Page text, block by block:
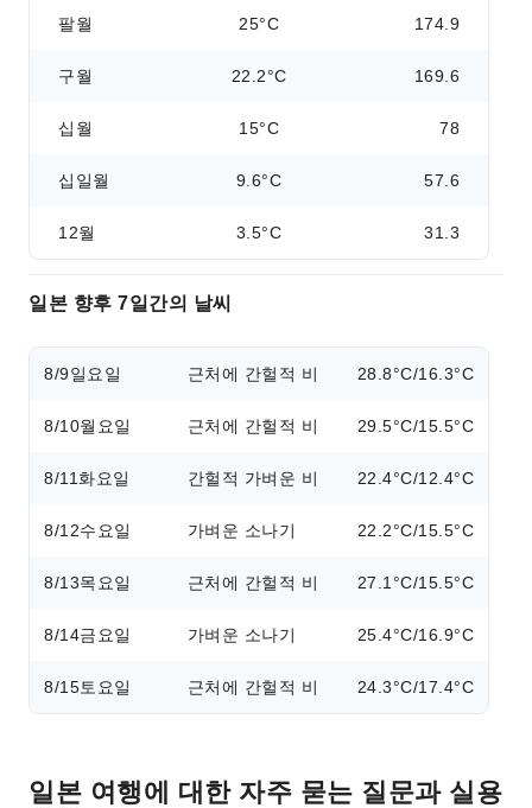
팔월 25°C 174.9
구월 22.2°C 169.6
십월 15°C 78
십일월 9.6°C 57.6
12월 3.5°C 31.3
일본 향후 7일간의 날씨
8/9일요일 근처에 간헐적 비 28.8°C/16.3°C
8/10월요일 근처에 간헐적 비 29.5°C/15.5°C
8/11 화요일 간헐적 가벼운 비 22.4°C/12.4°C
8/12수요일 가벼운 소나기 22.2°C/15.5°C
8/13목요일 근처에 간헐적 비 27.1°C/15.5°C
8/14금요일 가벼운 소나기 25.4°C/16.9°C
8/15토요일 근처에 간헐적 비 24.3°C/17.4°C
일본 여행에 대한 자주 묻는 질문과 실용